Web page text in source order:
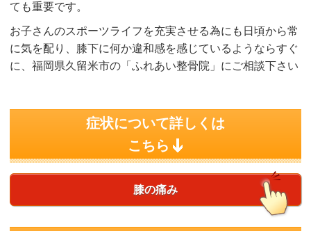
ても重要です。
お子さんのスポーツライフを充実させる為にも日頃から常
に気を配り、膝下に何か違和感を感じているようならすぐ
に、福岡県久留米市の「ふれあい整骨院」にご相談下さい
症状について詳しくは
こちら
膝の痛み